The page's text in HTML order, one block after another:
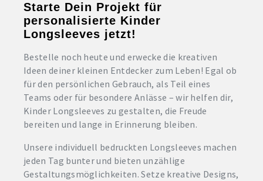
Starte Dein Projekt für
personalisierte Kinder
Longsleeves jetzt!
Bestelle noch heute und erwecke die kreativen
Ideen deiner kleinen Entdecker zum Leben! Egal ob
für den persönlichen Gebrauch, als Teil eines
Teams oder für besondere Anlässe – wir helfen dir,
Kinder Longsleeves zu gestalten, die Freude
bereiten und lange in Erinnerung bleiben.
Unsere individuell bedruckten Longsleeves machen
jeden Tag bunter und bieten unzählige
Gestaltungsmöglichkeiten. Setze kreative Designs,